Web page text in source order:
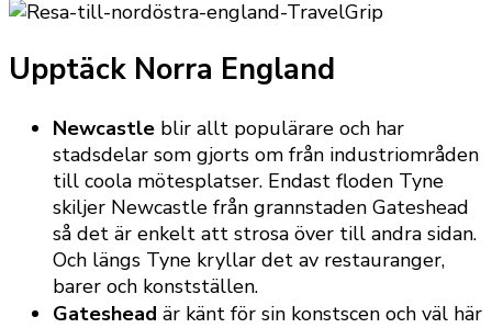
Upptäck Norra England
Newcastle blir allt populärare och har
stadsdelar som gjorts om från industriområden
till coola mötesplatser. Endast floden Tyne
skiljer Newcastle från grannstaden Gateshead
så det är enkelt att strosa över till andra sidan.
Och längs Tyne kryllar det av restauranger,
barer och konstställen.
Gateshead är känt för sin konstscen och väl här